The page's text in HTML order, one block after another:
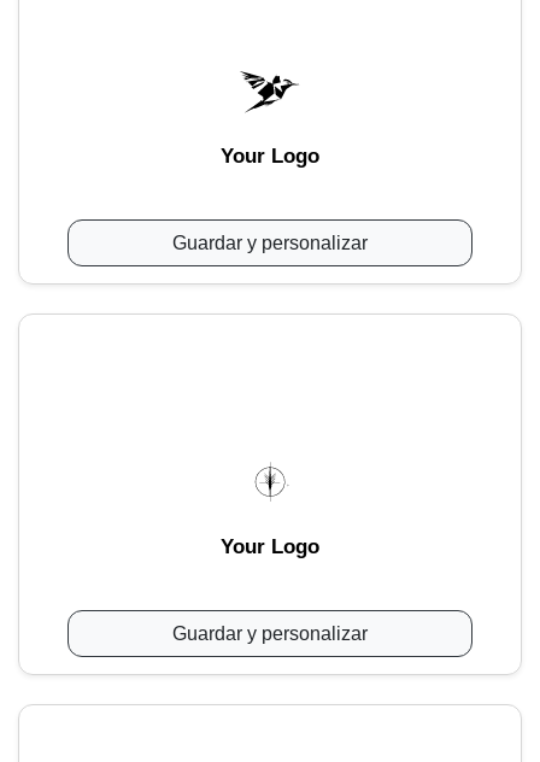
Your Logo
Guardar y personalizar
Your Logo
Guardar y personalizar